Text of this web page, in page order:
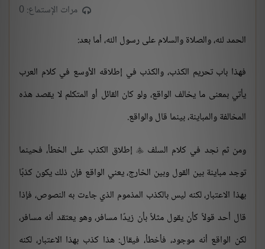
مرات الإستماع: 0
الحمد لله، والصلاة والسلام على رسول الله، أما بعد:
فهذا باب تحريم الكذب، والكذب في إطلاقه الأوسع في كلام العرب
يأتي بمعنى ما يخالف الواقع، ولو كان القائل أو المتكلم لا يقصد هذه
المخالفة والمباينة، بينما قال والواقع.
ومن ثم نجد في كلام السلف إطلاق الكذب على الخطأ، فحينما
توجد مباينة بين القول وبين الخارج، يعني الواقع فإن ذلك يكون كذبًا
بهذا الاعتبار، لكنه ليس بالكذب المذموم الذي جاءت به النصوص، فإذا
قال أحد قولاً كأن يقول مثلاً بأن زيدًا مسافر، وهو يعتقد أنه مسافر،
لكن الواقع أنه موجود، فأخطأ، فيقال: هذا كذب بهذا الاعتبار، لكنه